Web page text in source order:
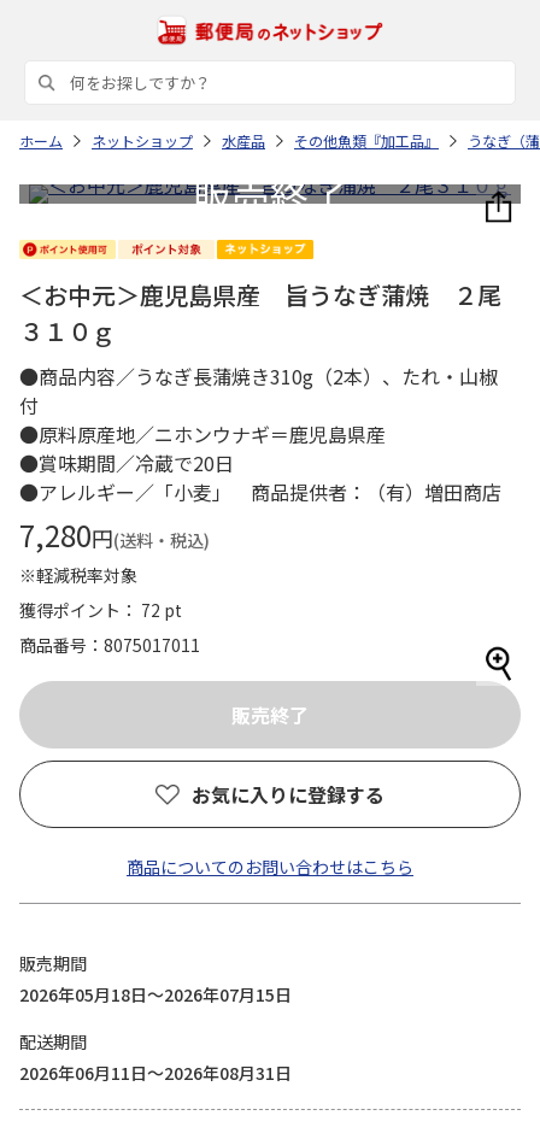
ホーム ネットショップ 水産品 その他魚類『加工品』 うなぎ（
＜お中元＞鹿児島県産 旨うなぎ蒲焼 ２尾
３１０ｇ
●商品内容／うなぎ長蒲焼き310g（2本）、たれ・山椒
付
●原料原産地／ニホンウナギ＝鹿児島県産
●賞味期間／冷蔵で20日
●アレルギー／「小麦」 商品提供者：（有）増田商店
7,280円(送料・税込)
※軽減税率対象
獲得ポイント： 72 pt
商品番号
8075017011
お気に入りに登録する
商品についてのお問い合わせはこちら
販売期間
2026年05月18日～2026年07月15日
配送期間
2026年06月11日～2026年08月31日